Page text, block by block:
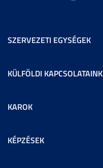
SZERVEZETI EGYSÉGEK
KÜLFÖLDI KAPCSOLATAINK
KAROK
KÉPZÉSEK